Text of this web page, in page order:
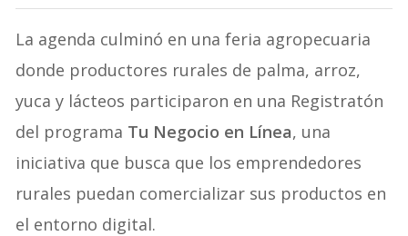
La agenda culminó en una feria agropecuaria
donde productores rurales de palma, arroz,
yuca y lácteos participaron en una Registratón
del programa Tu Negocio en Línea, una
iniciativa que busca que los emprendedores
rurales puedan comercializar sus productos en
el entorno digital.